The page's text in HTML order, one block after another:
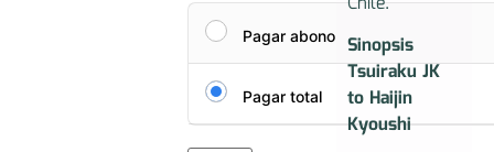
Pagar abono
Pagar total
Sinopsis
Tsuiraku JK
to Haijin
Kyoushi